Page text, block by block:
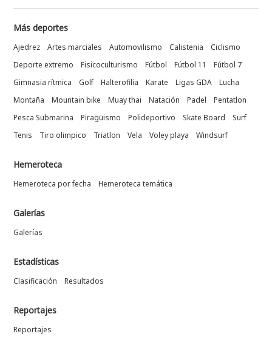
Más deportes
Ajedrez Artes marciales Automovilismo Calistenia
Ciclismo
Deporte extremo
Fisicoculturismo Fútbol Fútbol 11
Fútbol 7
Gimnasia rítmica
Golf Halterofilia Karate Ligas GDA
Lucha
Montaña
Mountain bike Muay thai Natación Padel
Pentatlon
Pesca Submarina
Piragüismo Polideportivo Skate Board
Surf
Tenis
Tiro olimpico Triatlon Vela Voley playa Windsurf
Hemeroteca
Hemeroteca por fecha Hemeroteca temática
Galerías
Galerías
Estadísticas
Clasificación Resultados
Reportajes
Reportajes